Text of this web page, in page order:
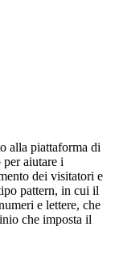
alla piattaforma di
aiutare i
dei visitatori e
pattern, in cui il
e lettere, che
che imposta il